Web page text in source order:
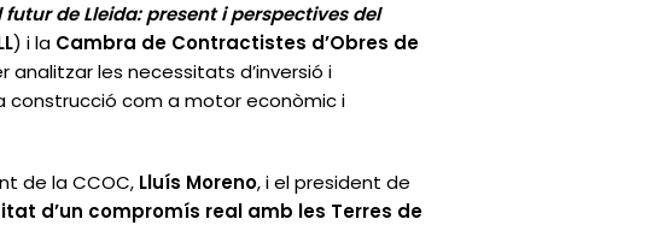
de Lleida: present i perspectives del
) i la Cambra de Contractistes d’Obres de
analitzar les necessitats d’inversió i
construcció com a motor econòmic i
de la CCOC, Lluís Moreno, i el president de
d’un compromís real amb les Terres de